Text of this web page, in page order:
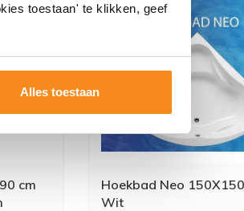
toestaan' te klikken, geef
Alles toestaan
cm
Hoekbad Neo
Wit